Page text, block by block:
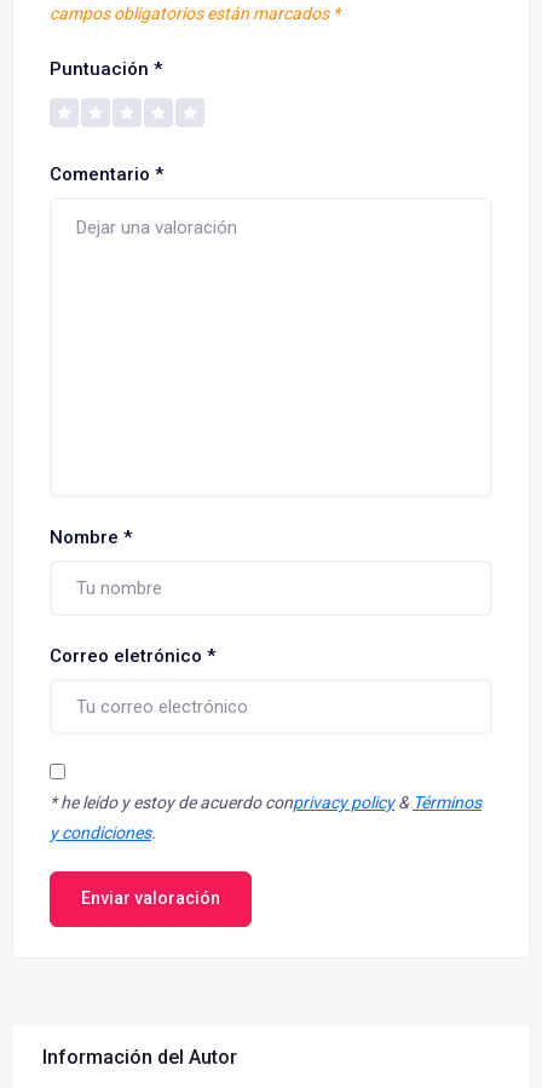
campos obligatorios están marcados *
Puntuación *
Comentario *
Nombre *
Correo eletrónico *
*he leído y estoy de acuerdo conprivacy policy& Términos
y condiciones.
Enviar valoración
Información del Autor